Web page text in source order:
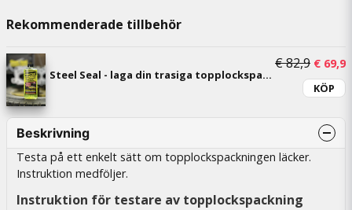
Rekommenderade tillbehör
Steel Seal - laga din trasiga topplockspackning
€ 82,9 € 69,9
KÖP
Beskrivning
Testa på ett enkelt sätt om topplockspackningen läcker.
Instruktion medföljer.
Instruktion för testare av topplockspackning